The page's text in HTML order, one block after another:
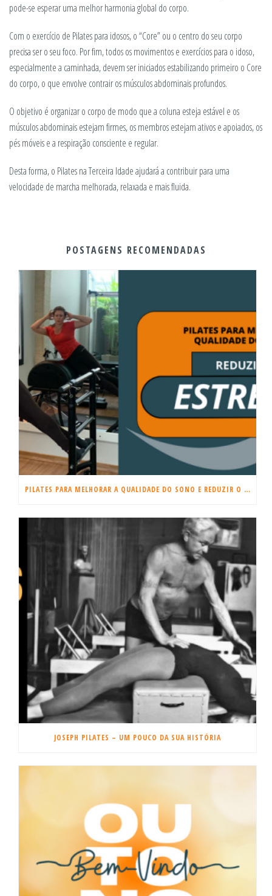
pode-se esperar uma melhor harmonia global do corpo.
Com o exercício de Pilates para idosos, o “Core” ou o centro do seu corpo
precisa ser o seu foco. Por fim, todos os movimentos e exercícios para o idoso,
especialmente a caminhada, devem ser iniciados estabilizando primeiro o Core
do corpo, o que envolve contrair os músculos abdominais profundos.
O objetivo é organizar o corpo de modo que a coluna esteja estável e os
músculos abdominais estejam firmes, os membros estejam ativos e apoiados, os
pés móveis e a respiração consciente e regular.
Desta forma, o Pilates na Terceira Idade ajudará a contribuir para uma
velocidade de marcha melhorada, relaxada e mais fluida.
POSTAGENS RECOMENDADAS
PILATES PARA MELHORAR A QUALIDADE DO SONO E REDUZIR O ESTRESSE
JOSEPH PILATES – UM POUCO DA SUA HISTÓRIA